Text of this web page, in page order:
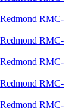
RMC-
RMC-
RMC-
RMC-
RMC-